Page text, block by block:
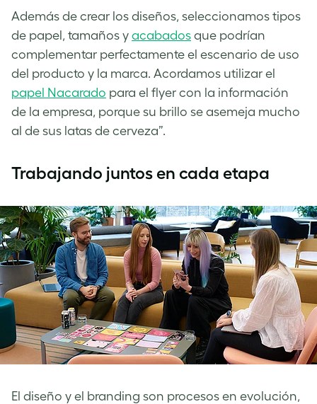
Además de crear los diseños, seleccionamos tipos
de papel, tamaños y acabados que podrían
complementar perfectamente el escenario de uso
del producto y la marca. Acordamos utilizar el
papel Nacarado para el flyer con la información
de la empresa, porque su brillo se asemeja mucho
al de sus latas de cerveza”.
Trabajando juntos en cada etapa
El diseño y el branding son procesos en evolución,